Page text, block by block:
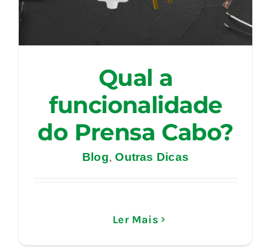
Qual a
funcionalidade
do Prensa Cabo?
Blog,Outras Dicas
Ler Mais